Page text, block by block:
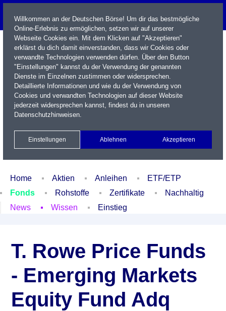
Name / WKN / ISIN / Kürzel
Xetra Realtime
Watchlist Portfolio Login
Home Aktien Anleihen
ETF/ETP
Fonds
Rohstoffe Zertifikate
Nachhaltig
News
Wissen Einstieg
T. Rowe Price Funds
- Emerging Markets
Equity Fund Adq
Willkommen an der Deutschen Börse! Um dir das bestmögliche
Online-Erlebnis zu ermöglichen, setzen wir auf unserer
Webseite Cookies ein. Mit dem Klicken auf "Akzeptieren"
erklärst du dich damit einverstanden, dass wir Cookies oder
verwandte Technologien verwenden dürfen. Über den Button
"Einstellungen" kannst du der Verwendung der genannten
Dienste im Einzelnen zustimmen oder widersprechen.
Detaillierte Informationen und wie du der Verwendung von
Cookies und verwandten Technologien auf dieser Website
jederzeit widersprechen kannst, findest du in unseren
Datenschutzhinweisen.
Einstellungen Ablehnen Akzeptieren